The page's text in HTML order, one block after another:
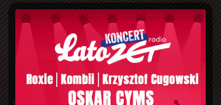
Odkryj relaks w sercu uzdrowiska